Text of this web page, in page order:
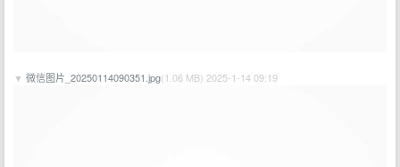
▼ 微信图片_20250114090351.jpg(1.06 MB) 2025-1-14 09:19